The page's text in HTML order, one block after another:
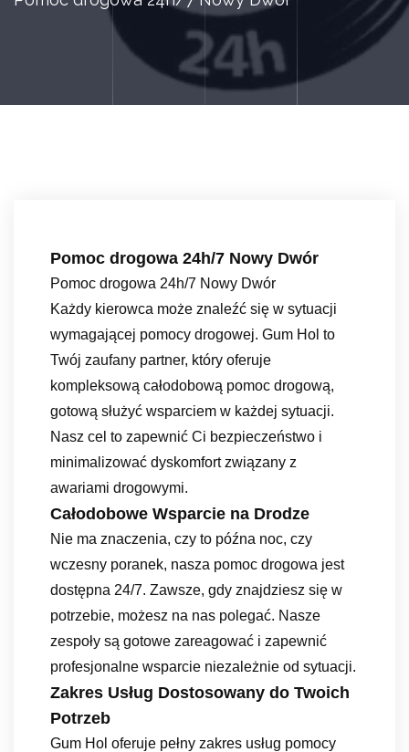
Pomoc drogowa 24h/7 Nowy Dwór
Pomoc drogowa 24h/7 Nowy Dwór
Każdy kierowca może znaleźć się w sytuacji
wymagającej pomocy drogowej. Gum Hol to
Twój zaufany partner, który oferuje
kompleksową całodobową pomoc drogową,
gotową służyć wsparciem w każdej sytuacji.
Nasz cel to zapewnić Ci bezpieczeństwo i
minimalizować dyskomfort związany z
awariami drogowymi.
Całodobowe Wsparcie na Drodze
Nie ma znaczenia, czy to późna noc, czy
wczesny poranek, nasza pomoc drogowa jest
dostępna 24/7. Zawsze, gdy znajdziesz się w
potrzebie, możesz na nas polegać. Nasze
zespoły są gotowe zareagować i zapewnić
profesjonalne wsparcie niezależnie od sytuacji.
Zakres Usług Dostosowany do Twoich
Potrzeb
Gum Hol oferuje pełny zakres usług pomocy